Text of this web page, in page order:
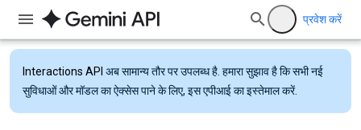
प्रवेश करें
Interactions API अब सामान्य तौर पर उपलब्ध है. हमारा सुझाव है कि सभी नई
सुविधाओं और मॉडल का ऐक्सेस पाने के लिए, इस एपीआई का इस्तेमाल करें.